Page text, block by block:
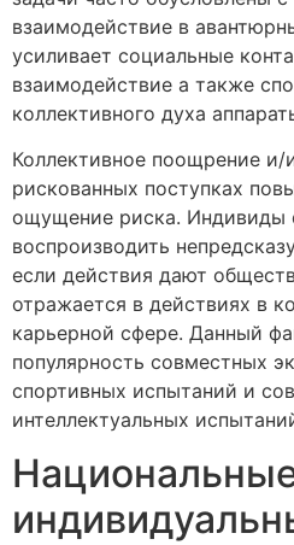
взаимодействие в
усиливает социальные
взаимодействие а также
коллективного духа
Коллективное поощрение и/
рискованных поступках
ощущение риска. Индивиды
воспроизводить
если действия дают
отражается в действиях в
карьерной сфере. Данный
популярность совместных
спортивных испытаний и
интеллектуальных